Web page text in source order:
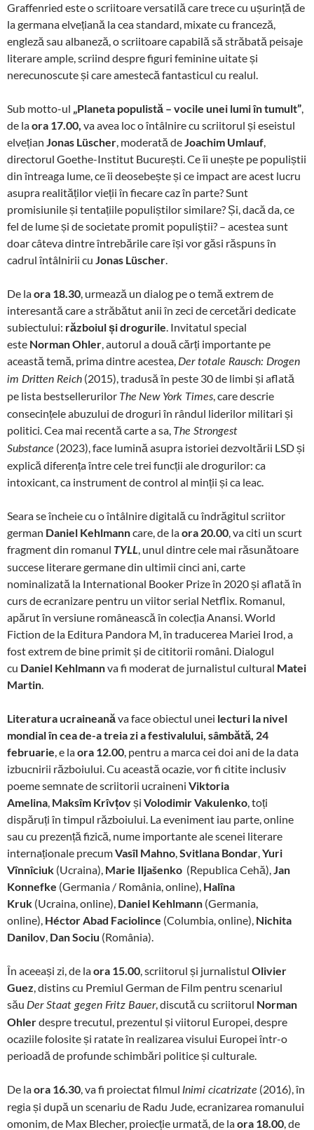
Graffenried este o scriitoare versatilă care trece cu ușurință de
la germana elvețiană la cea standard, mixate cu franceză,
engleză sau albaneză, o scriitoare capabilă să străbată peisaje
literare ample, scriind despre figuri feminine uitate și
nerecunoscute și care amestecă fantasticul cu realul.
Sub motto-ul „Planeta populistă – vocile unei lumi în tumult”,
de laora 17.00, va avea loc o întâlnire cu scriitorul și eseistul
elvețian Jonas Lüscher, moderată deJoachim Umlauf,
directorul Goethe-Institut București. Ce îi unește pe populiștii
din întreaga lume, ce îi deosebește și ce impact are acest lucru
asupra realităților vieții în fiecare caz în parte? Sunt
promisiunile și tentațiile populiștilor similare? Și, dacă da, ce
fel de lume și de societate promit populiștii? – acestea sunt
doar câteva dintre întrebările care își vor găsi răspuns în
cadrul întâlnirii cu Jonas Lüscher.
De laora 18.30, urmează un dialog pe o temă extrem de
interesantă care a străbătut anii în zeci de cercetări dedicate
subiectului: războiul și drogurile. Invitatul special
este Norman Ohler, autorul a două cărți importante pe
această temă, prima dintre acestea, Der totale Rausch: Drogen
im Dritten Reich (2015), tradusă în peste 30 de limbi și aflată
pe lista bestsellerurilor The New York Times, care descrie
consecințele abuzului de droguri în rândul liderilor militari și
politici. Cea mai recentă carte a sa, The Strongest
Substance (2023), face lumină asupra istoriei dezvoltării LSD și
explică diferența între cele trei funcții ale drogurilor: ca
intoxicant, ca instrument de control al minții și ca leac.
Seara se încheie cu o întâlnire digitală cu îndrăgitul scriitor
german Daniel Kehlmanncare, de laora 20.00, va citi un scurt
fragment din romanul TYLL, unul dintre cele mai răsunătoare
succese literare germane din ultimii cinci ani, carte
nominalizată la International Booker Prize în 2020 și aflată în
curs de ecranizare pentru un viitor serial Netflix. Romanul,
apărut în versiune românească în colecția Anansi. World
Fiction de la Editura Pandora M, în traducerea Mariei Irod, a
fost extrem de bine primit și de cititorii români. Dialogul
cu Daniel Kehlmannva fi moderat de jurnalistul cultural Matei
Martin.
Literatura ucraineanăva face obiectul unei lecturi la nivel
mondial în cea de-a treia zi a festivalului, sâmbătă, 24
februarie, e laora 12.00, pentru a marca cei doi ani de la data
izbucnirii războiului. Cu această ocazie, vor fi citite inclusiv
poeme semnate de scriitorii ucraineni Viktoria
Amelina, Maksîm Krîvțovși Volodimir Vakulenko, toți
dispăruți în timpul războiului. La eveniment iau parte, online
sau cu prezență fizică, nume importante ale scenei literare
internaționale precumVasîl Mahno,Svitlana Bondar,Yuri
Vînnîciuk (Ucraina), Marie Iljašenko (Republica Cehă),Jan
Konnefke (Germania / România, online), Halîna
Kruk (Ucraina, online), Daniel Kehlmann (Germania,
online), Héctor Abad Faciolince (Columbia, online), Nichita
Danilov, Dan Sociu (România).
În aceeași zi, de laora 15.00, scriitorul și jurnalistul Olivier
Guez, distins cu Premiul German de Film pentru scenariul
său Der Staat gegen Fritz Bauer, discută cu scriitorul Norman
Ohlerdespre trecutul, prezentul și viitorul Europei, despre
ocaziile folosite și ratate în realizarea visului Europei într-o
perioadă de profunde schimbări politice și culturale.
De laora 16.30, va fi proiectat filmul Inimi cicatrizate (2016), în
regia și după un scenariu de Radu Jude, ecranizarea romanului
omonim, de Max Blecher, proiecție urmată, de laora 18.00, de